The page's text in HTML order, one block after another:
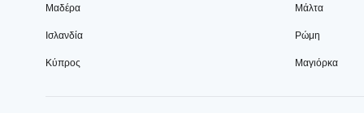
Μαδέρα
Μάλτα
Ισλανδία
Ρώμη
Κύπρος
Μαγιόρκα